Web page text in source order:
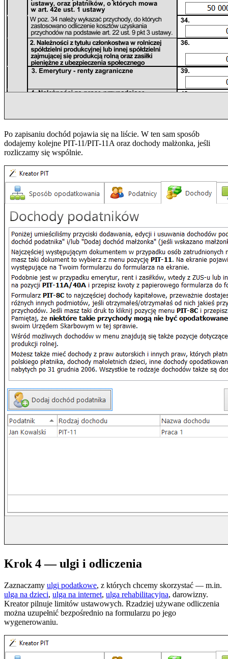
Po zapisaniu dochód pojawia się na liście. W ten sam sposób
dodajemy kolejne PIT-11/PIT-11A oraz dochody małżonka, jeśli
rozliczamy się wspólnie.
Krok 4 — ulgi i odliczenia
Zaznaczamy ulgi podatkowe, z których chcemy skorzystać — m.in.
ulga na dzieci, ulga na internet, ulga rehabilitacyjna, darowizny.
Kreator pilnuje limitów ustawowych. Rzadziej używane odliczenia
można uzupełnić bezpośrednio na formularzu po jego
wygenerowaniu.